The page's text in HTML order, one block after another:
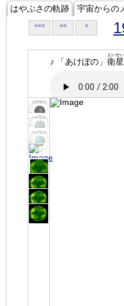
はやぶさの軌跡 宇宙からの
<<< << <
♪ 「あけぼの」 衛星
えいせい